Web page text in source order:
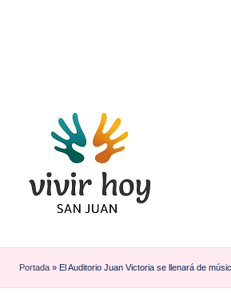
Saltar
contenido
Portada » El Auditorio Juan Victoria se llenará de